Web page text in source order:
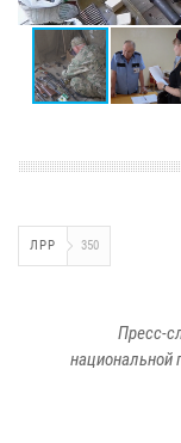
ЛРР 350
Пресс-
национальной